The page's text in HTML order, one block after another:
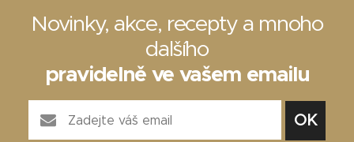
Novinky, akce, recepty a mnoho
dalšího
pravidelně ve vašem emailu